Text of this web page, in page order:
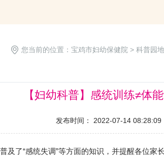
您当前的位置： 宝鸡市妇幼保健院 > 科普园地
【妇幼科普】感统训练≠体
发布时间： 2022-07-14 08:28:09
了“感统失调”等方面的知识，并提醒各位家长